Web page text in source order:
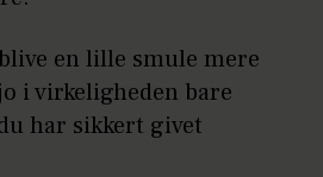
en lille smule mere
i virkeligheden bare
har sikkert givet